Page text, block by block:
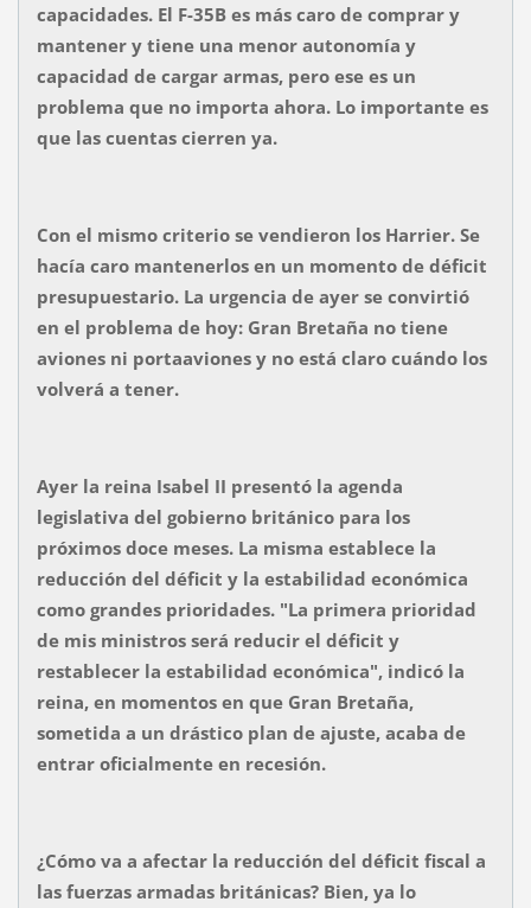
capacidades. El F-35B es más caro de comprar y
mantener y tiene una menor autonomía y
capacidad de cargar armas, pero ese es un
problema que no importa ahora. Lo importante es
que las cuentas cierren ya.
Con el mismo criterio se vendieron los Harrier. Se
hacía caro mantenerlos en un momento de déficit
presupuestario. La urgencia de ayer se convirtió
en el problema de hoy: Gran Bretaña no tiene
aviones ni portaaviones y no está claro cuándo los
volverá a tener.
Ayer la reina Isabel II presentó la agenda
legislativa del gobierno británico para los
próximos doce meses. La misma establece la
reducción del déficit y la estabilidad económica
como grandes prioridades. "La primera prioridad
de mis ministros será reducir el déficit y
restablecer la estabilidad económica", indicó la
reina, en momentos en que Gran Bretaña,
sometida a un drástico plan de ajuste, acaba de
entrar oficialmente en recesión.
¿Cómo va a afectar la reducción del déficit fiscal a
las fuerzas armadas británicas? Bien, ya lo